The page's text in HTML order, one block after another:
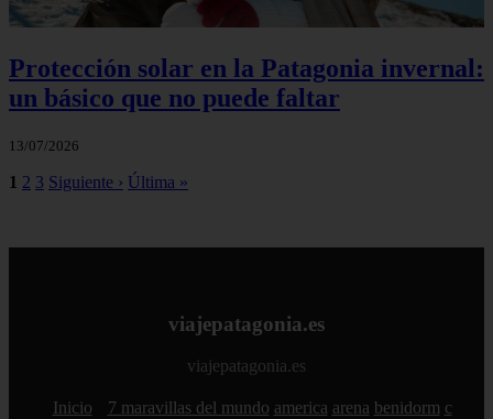
Protección solar en la Patagonia invernal:
un básico que no puede faltar
13/07/2026
1 2 3 Siguiente › Última »
viajepatagonia.es
viajepatagonia.es
Inicio 7 maravillas del mundo america arena benidorm c